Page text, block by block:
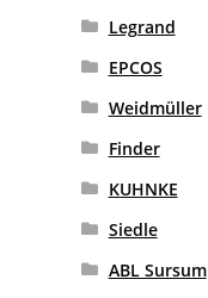
Legrand
EPCOS
Weidmüller
Finder
KUHNKE
Siedle
ABL Sursum